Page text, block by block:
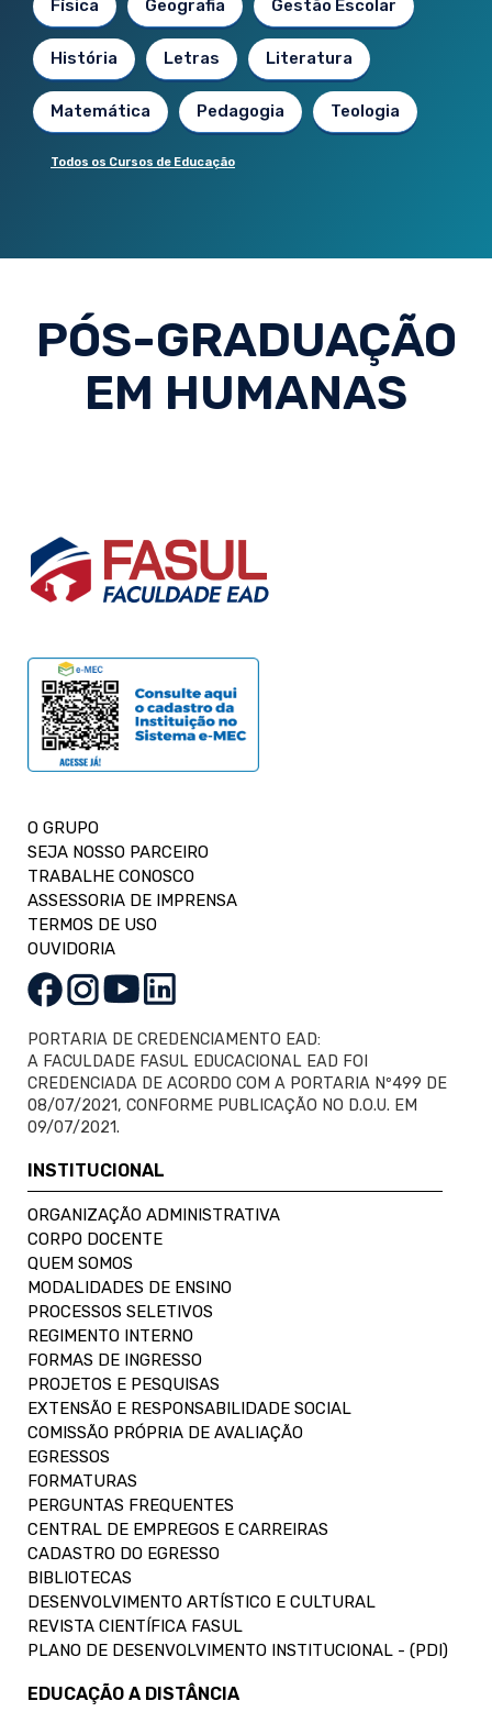
Física Geografia Gestão Escolar
História Letras Literatura
Matemática Pedagogia Teologia
Todos os Cursos de Educação
PÓS-GRADUAÇÃO
EM HUMANAS
O GRUPO
SEJA NOSSO PARCEIRO
TRABALHE CONOSCO
ASSESSORIA DE IMPRENSA
TERMOS DE USO
OUVIDORIA
PORTARIA DE CREDENCIAMENTO EAD:
A FACULDADE FASUL EDUCACIONAL EAD FOI
CREDENCIADA DE ACORDO COM A PORTARIA Nº499 DE
08/07/2021, CONFORME PUBLICAÇÃO NO D.O.U. EM
09/07/2021.
INSTITUCIONAL
ORGANIZAÇÃO ADMINISTRATIVA
CORPO DOCENTE
QUEM SOMOS
MODALIDADES DE ENSINO
PROCESSOS SELETIVOS
REGIMENTO INTERNO
FORMAS DE INGRESSO
PROJETOS E PESQUISAS
EXTENSÃO E RESPONSABILIDADE SOCIAL
COMISSÃO PRÓPRIA DE AVALIAÇÃO
EGRESSOS
FORMATURAS
PERGUNTAS FREQUENTES
CENTRAL DE EMPREGOS E CARREIRAS
CADASTRO DO EGRESSO
BIBLIOTECAS
DESENVOLVIMENTO ARTÍSTICO E CULTURAL
REVISTA CIENTÍFICA FASUL
PLANO DE DESENVOLVIMENTO INSTITUCIONAL - (PDI)
EDUCAÇÃO A DISTÂNCIA